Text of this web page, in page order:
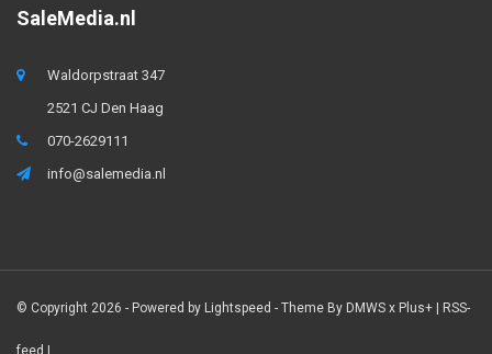
SaleMedia.nl
Waldorpstraat 347
2521 CJ Den Haag
070-2629111
info@salemedia.nl
© Copyright 2026 - Powered by Lightspeed - Theme By DMWS x Plus+ | RSS-
feed |